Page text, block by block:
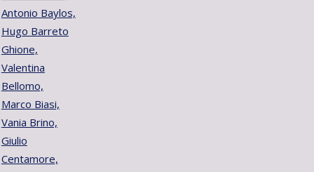
Antonio Baylos,
Hugo Barreto
Ghione,
Valentina
Bellomo,
Marco Biasi,
Vania Brino,
Giulio
Centamore,